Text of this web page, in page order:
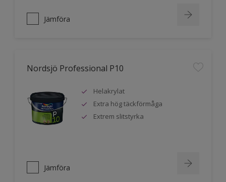
Jämföra
Nordsjö Professional P10
Helakrylat
Extra hög täckförmåga
Extrem slitstyrka
Jämföra